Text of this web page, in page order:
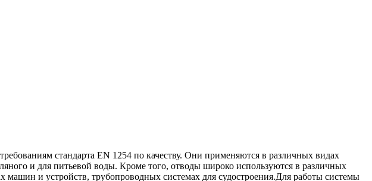
стандарта EN 1254 по качеству. Они применяются в различных видах
и для питьевой воды. Кроме того, отводы широко используются в различных
и устройств, трубопроводных системах для судостроения.Для работы системы